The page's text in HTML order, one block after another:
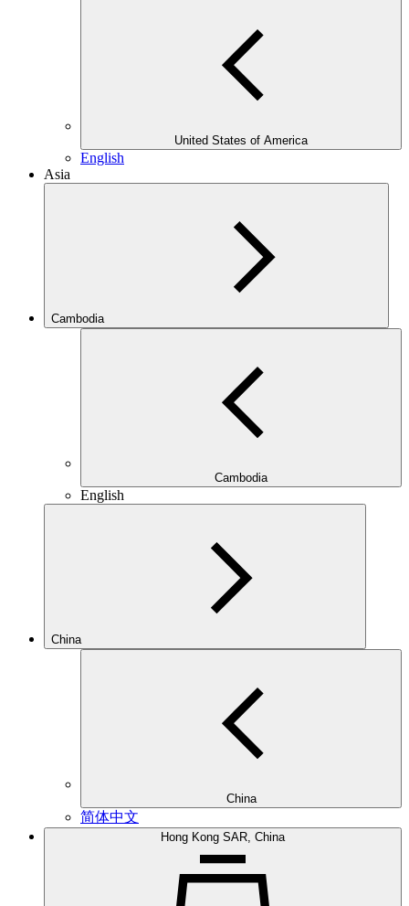
United States of America
English
Asia
Cambodia
Cambodia
English
China
China
简体中文
Hong Kong SAR, China